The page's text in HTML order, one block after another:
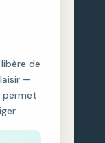
de
—
permet